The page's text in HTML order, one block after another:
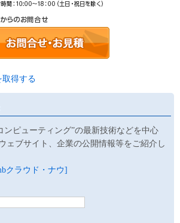
取得する
ンピューティング”の最新技術などを中心
ェブサイト、企業の公開情報等をご紹介し
クラウド・ナウ]